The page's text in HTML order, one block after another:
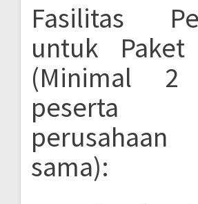
Fasilitas
untuk Paket
(Minimal 2
peserta
sama):